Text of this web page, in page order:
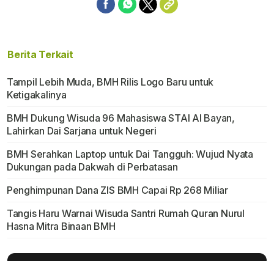
Berita Terkait
Tampil Lebih Muda, BMH Rilis Logo Baru untuk
Ketigakalinya
BMH Dukung Wisuda 96 Mahasiswa STAI Al Bayan,
Lahirkan Dai Sarjana untuk Negeri
BMH Serahkan Laptop untuk Dai Tangguh: Wujud Nyata
Dukungan pada Dakwah di Perbatasan
Penghimpunan Dana ZIS BMH Capai Rp 268 Miliar
Tangis Haru Warnai Wisuda Santri Rumah Quran Nurul
Hasna Mitra Binaan BMH